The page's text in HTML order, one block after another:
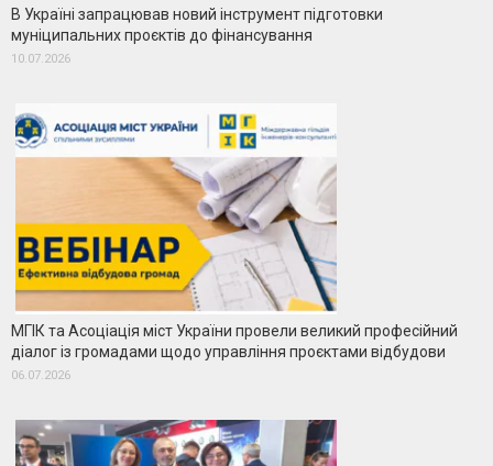
В Україні запрацював новий інструмент підготовки
муніципальних проєктів до фінансування
10.07.2026
МГІК та Асоціація міст України провели великий професійний
діалог із громадами щодо управління проєктами відбудови
06.07.2026